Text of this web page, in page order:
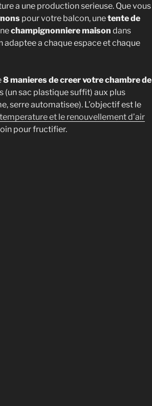
a une production serieuse. Que vous
pour votre balcon, unetente de
champignonniere maison dans
adaptee a chaque espace et chaque
8 manieres de creer votre chambre de
(un sac plastique suffit) aux plus
serre automatisee). L’objectif est le
et le renouvellement d’air
pour fructifier.